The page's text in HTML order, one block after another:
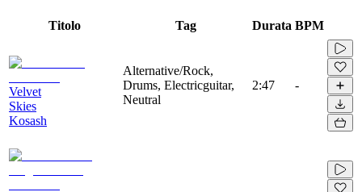
Titolo Tag Durata BPM
Velvet
Skies
Kosash
Alternative/Rock,
Drums, Electricguitar,
Neutral
2:47 -